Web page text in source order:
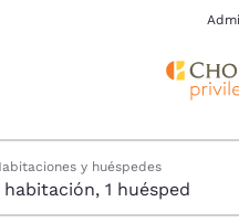
y huéspedes
1 habitación, 1 huésped